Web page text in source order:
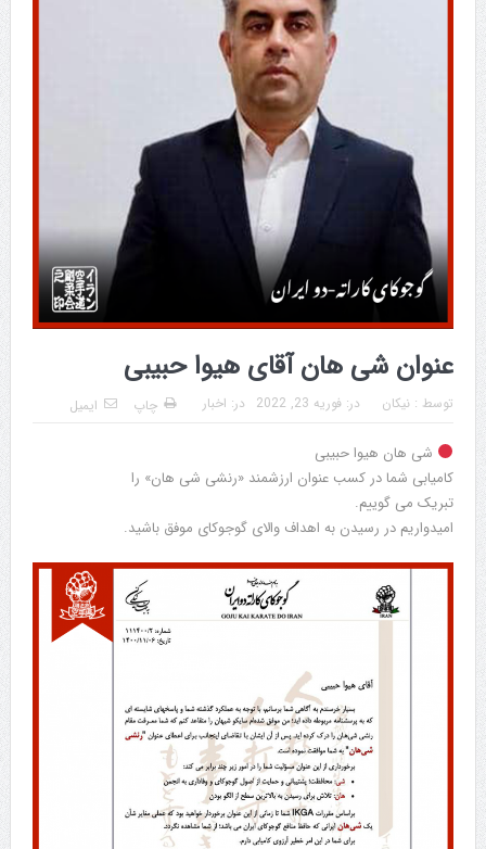
عنوان شی هان آقای هیوا حبیبی
توسط : نیکان در: فوریه 23, 2022 در: اخبار چاپ ایمیل
شی هان هیوا حبیبی
کامیابی شما در کسب عنوان ارزشمند «رنشی شی هان» را
تبریک می گوییم.
امیدواریم در رسیدن به اهداف والای گوجوکای موفق باشید.